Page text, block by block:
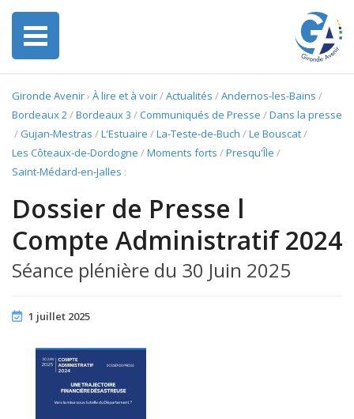
Gironde Avenir› À lire et à voir/Actualités /Andernos-les-Bains /
Bordeaux 2/Bordeaux 3 /Communiqués de Presse /Dans la presse
/Gujan-Mestras /L'Estuaire /La-Teste-de-Buch /Le Bouscat/
Les Côteaux-de-Dordogne /Moments forts /Presqu'Île /
Saint-Médard-en-Jalles :
Dossier de Presse l
Compte Administratif 2024
Séance plénière du 30 Juin 2025
1 juillet 2025